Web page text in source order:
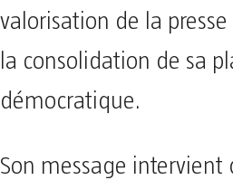
valorisation de la
la consolidation de sa
démocratique.
Son message intervient